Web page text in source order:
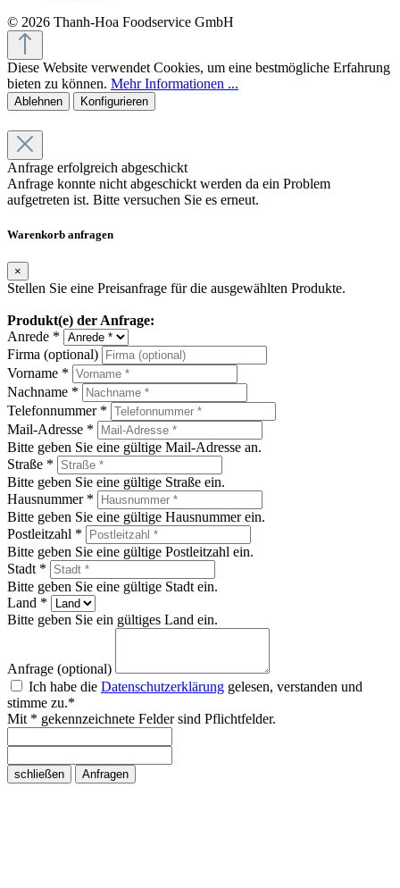
© 2026 Thanh-Hoa Foodservice GmbH
Diese Website verwendet Cookies, um eine bestmögliche Erfahrung
bieten zu können. Mehr Informationen ...
Ablehnen Konfigurieren
Anfrage erfolgreich abgeschickt
Anfrage konnte nicht abgeschickt werden da ein Problem
aufgetreten ist. Bitte versuchen Sie es erneut.
Warenkorb anfragen
×
Stellen Sie eine Preisanfrage für die ausgewählten Produkte.
Produkt(e) der Anfrage:
Anrede *
Firma (optional)
Vorname *
Nachname *
Telefonnummer *
Mail-Adresse *
Bitte geben Sie eine gültige Mail-Adresse an.
Straße *
Bitte geben Sie eine gültige Straße ein.
Hausnummer *
Bitte geben Sie eine gültige Hausnummer ein.
Postleitzahl *
Bitte geben Sie eine gültige Postleitzahl ein.
Stadt *
Bitte geben Sie eine gültige Stadt ein.
Land *
Bitte geben Sie ein gültiges Land ein.
Anfrage (optional)
Ich habe die Datenschutzerklärung gelesen, verstanden und
stimme zu.*
Mit * gekennzeichnete Felder sind Pflichtfelder.
schließen Anfragen